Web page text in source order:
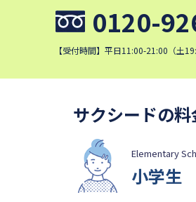
成城中学校
青稜中
麗澤中学校
同志社
関東学院中学校
帝塚山
かえつ有明中学校
浦和ルー
昭和学院中学校
0120-
【受付時間】平日11:00-21:00（土
サクシードの
Elementary
小学生